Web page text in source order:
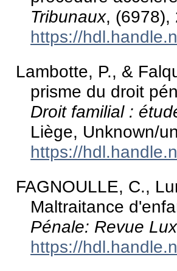
Tribunaux, (6978),
https://
Lambotte, P., &
prisme du droit
Droit familial :
Liège, Unknown/
https://
FAGNOULLE, C.,
Maltraitance
Pénale: Revue
https://